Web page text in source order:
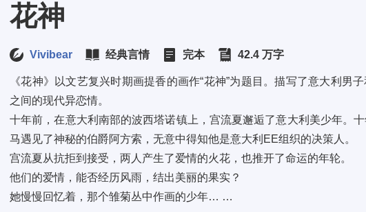
花神
Vivibear 经典言情 完本 42.4 万字
《花神》以文艺复兴时期画提香的画作“花神”为题目。描写了意大利男
之间的现代异恋情。
十年前，在意大利南部的波西塔诺镇上，宫流夏邂逅了意大利美少年。
马遇见了神秘的伯爵阿方索，无意中得知他是意大利EE组织的决策人。
宫流夏从抗拒到接受，两人产生了爱情的火花，也推开了命运的年轮。
他们的爱情，能否经历风雨，结出美丽的果实？
她慢慢回忆着，那个雏菊丛中作画的少年… …